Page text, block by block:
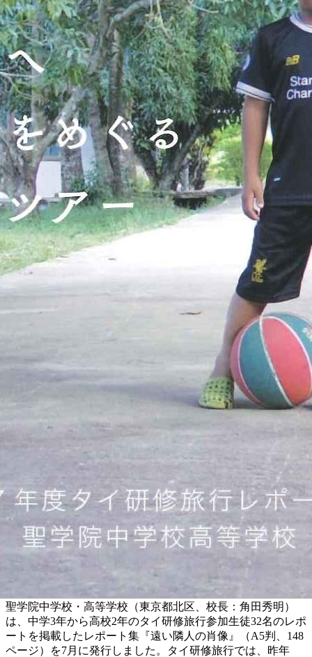
聖学院中学校・高等学校（東京都北区、校長：角田秀明）
は、中学3年から高校2年のタイ研修旅行参加生徒32名のレポ
ートを掲載したレポート集『遠い隣人の肖像』（A5判、148
ページ）を7月に発行しました。タイ研修旅行では、昨年